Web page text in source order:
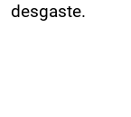
desgaste.